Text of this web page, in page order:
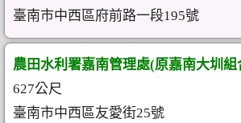
臺南市中西區府前路一段195號
農田水利署嘉南管理處(原嘉南大圳組
627公尺
臺南市中西區友愛街25號